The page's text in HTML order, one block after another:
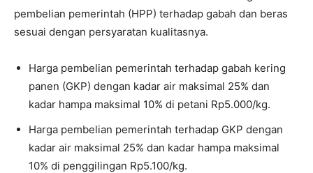
pembelian pemerintah (HPP) terhadap gabah dan beras
sesuai dengan persyaratan kualitasnya.
Harga pembelian pemerintah terhadap gabah kering
panen (GKP) dengan kadar air maksimal 25% dan
kadar hampa maksimal 10% di petani Rp5.000/kg.
Harga pembelian pemerintah terhadap GKP dengan
kadar air maksimal 25% dan kadar hampa maksimal
10% di penggilingan Rp5.100/kg.